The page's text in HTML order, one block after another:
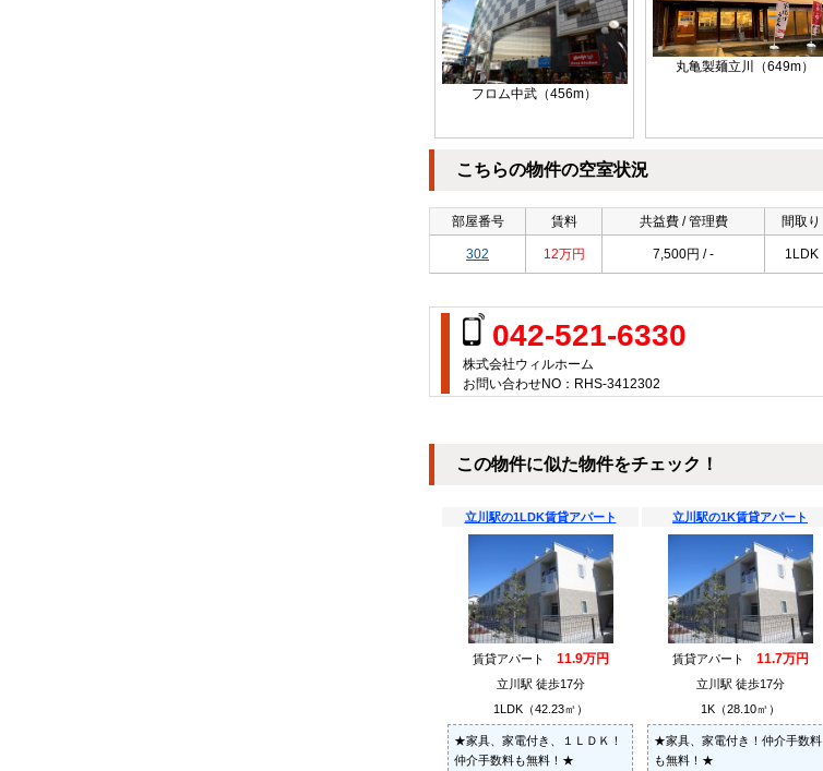
フロム中武（456m）
丸亀製麺立川（649m）
こちらの物件の空室状況
部屋番号 賃料 共益費 / 管理費 間取り
302 12万円 7,500円 / - 1LDK
042-521-6330
株式会社ウィルホーム
お問い合わせNO：RHS-3412302
この物件に似た物件をチェック！
立川駅の1LDK賃貸アパート
賃貸アパート 11.9万円
立川駅 徒歩17分
1LDK（42.23㎡）
★家具、家電付き、１ＬＤＫ！
仲介手数料も無料！★
立川駅の1K賃貸アパート
賃貸アパート 11.7万円
立川駅 徒歩17分
1K（28.10㎡）
★家具、家電付き！仲介手数料
も無料！★